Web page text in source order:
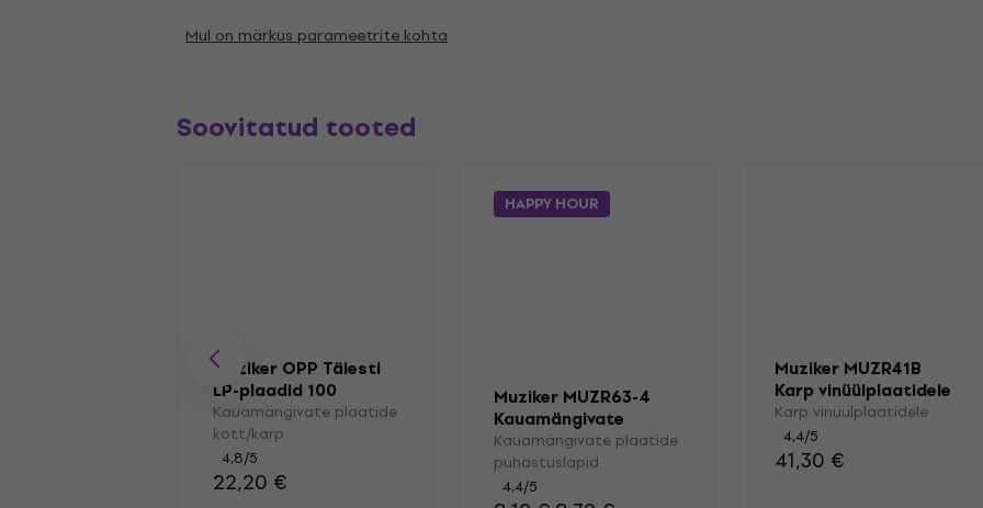
Mul on märkus parameetrite kohta
Soovitatud tooted
Muziker OPP Täiesti
LP-plaadid 100
Kauamängivate plaatide
kott/karp
4,8/5
22,20 €
HAPPY HOUR
Muziker MUZR63-4
Kauamängivate
plaatide
puhastuslapid
Kauamängivate plaatide
puhastuslapid
4,4/5
Muziker MUZR41B
Karp vinüülplaatidele
Karp vinüülplaatidele
4,4/5
41,30 €